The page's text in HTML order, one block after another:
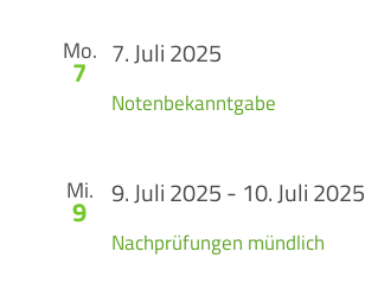
Mo.
7
Notenbekanntgabe
7. Juli 2025
Mi.
9
Nachprüfungen mündlich
9. Juli 2025 - 10. Juli 2025